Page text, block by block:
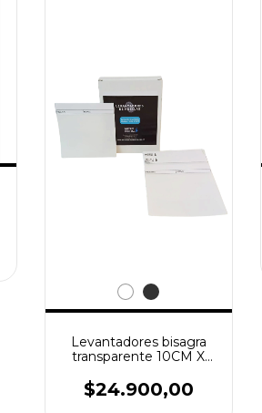
Levantadores bisagra
transparente 10CM X
$24.900,00